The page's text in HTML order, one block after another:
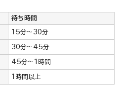
待ち時間
15分～30分
30分～45分
45分～1時間
1時間以上